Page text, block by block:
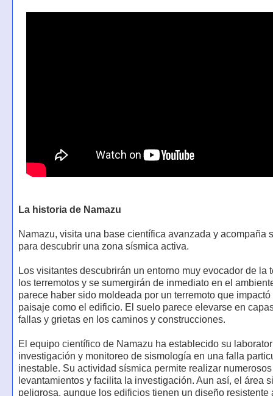
La historia de Namazu
Namazu, visita una base científica avanzada y acompaña
para descubrir una zona sísmica activa.
Los visitantes descubrirán un entorno muy evocador de la
los terremotos y se sumergirán de inmediato en el
parece haber sido moldeada por un terremoto que impactó
paisaje como el edificio. El suelo parece elevarse en
fallas y grietas en los caminos y construcciones.
El equipo científico de Namazu ha establecido su
investigación y monitoreo de sismología en una falla
inestable. Su actividad sísmica permite realizar numerosos
levantamientos y facilita la investigación. Aun así, el área
peligrosa, aunque los edificios tienen un diseño resistente